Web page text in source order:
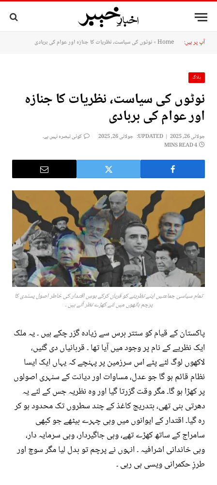
آپ پر ہیں: Home
»نوٹوں کی سیاست، نظریات کا جنازہ اور عوام کی بربادی
بلاگ
نوٹوں کی سیاست، نظریات کا جنازہ
اور عوام کی بربادی
جولائی 26, 2025 UPDATED: جولائی 26, 2025
کوئی تبصرہ نہیں ہے۔
4 MINS READ
تمام سیاسی جماعتیں اپنے نظریئے کو قربان کرکے ہوسِ اقتدار کی خاطر اصول پسندی کا
پرچم ہاتھوں میں لئے کھڑے نظر آتے ہیں ۔
پاکستان کے قیام کو ستتر برس سے زیادہ گزر چکے ہیں ۔ یہ ملک
ایک نظریے کے نام پر وجود میں آیا تھا ۔ قربانیاں دی گئیں،
لاکھوں لوگ لٹے پٹے اس سرزمین پر پہنچے کہ یہاں ایک ایسا
نظام قائم ہو گا جو عدل، مساوات اور دیانت کے سنہری اصولوں
پر کھڑا ہو گا۔ مگر وقت گزرتا گیا اور وہ نظریہ جس کے لئے یہ
دھرتی بنی تھی، بتدریج کاغذ کے چند سطروں تک محدود ہو کر
رہ گیا۔ اقتدار کے ایوانوں میں وہی چہرے بیٹھے جو کبھی
سامراج کے ساتھ کھڑے تھے، وہی جاگیردار، وہی سرمایہ دار،
وہی خاندانی اشرافیہ ۔ انہوں نے پرچم تو بدل لیا مگر سوچ اور
طرزِ حکمرانی ویسی ہی رہی ۔